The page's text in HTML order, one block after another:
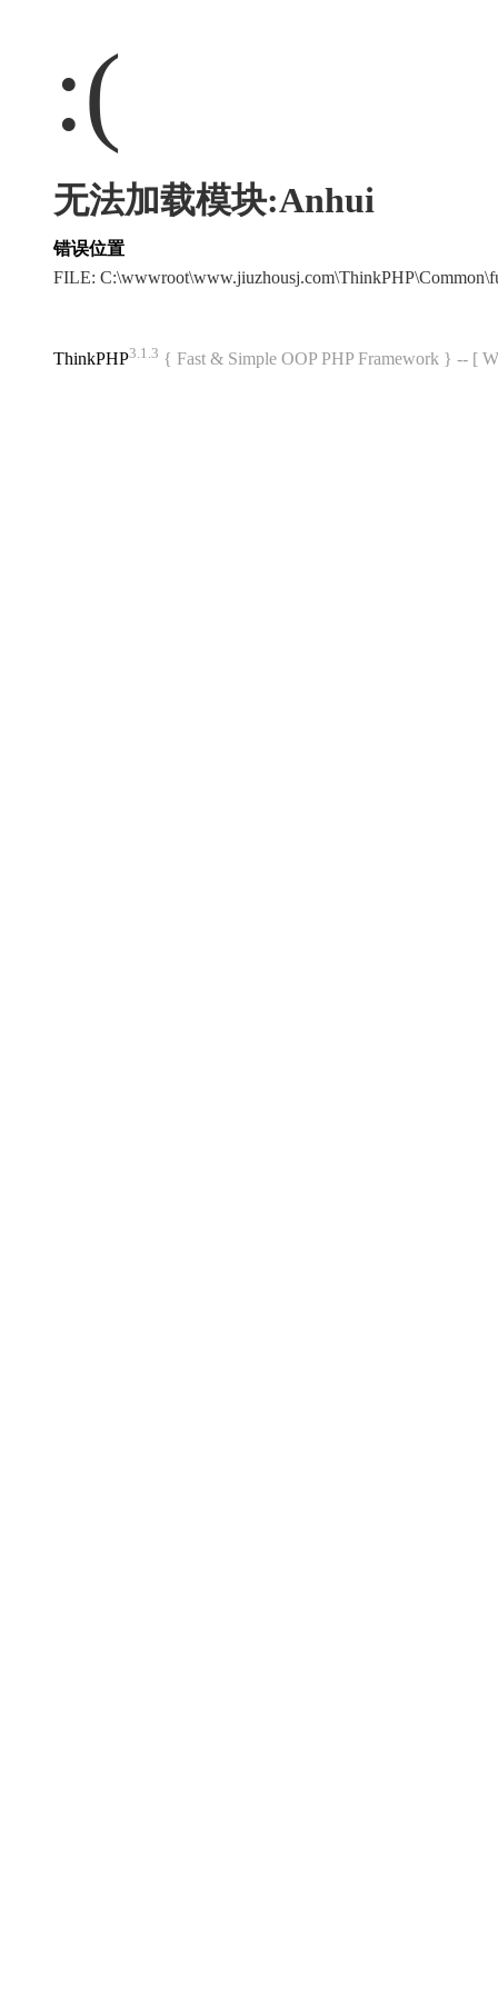
:(
无法加载模块:Anhui
错误位置
FILE:
ThinkPHP3.1.3 { Fast & Simple OOP PHP Framework } -- [